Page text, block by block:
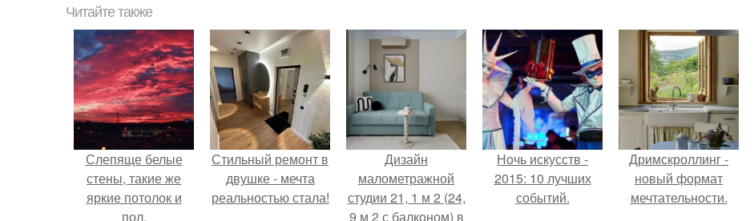
Читайте также
Слепяще белые
стены, такие же
яркие потолок и
пол.
Стильный ремонт в
двушке - мечта
реальностью стала!
Дизайн
малометражной
студии 21, 1 м 2 (24,
9 м 2 с балконом) в
Ночь искусств -
2015: 10 лучших
событий.
Дримскроллинг -
новый формат
мечтательности.